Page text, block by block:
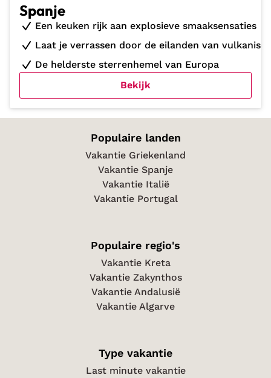
Spanje
Een keuken rijk aan explosieve smaaksensaties
Laat je verrassen door de eilanden van
De helderste sterrenhemel van Europa
Bekijk
Populaire landen
Vakantie Griekenland
Vakantie Spanje
Vakantie Italië
Vakantie Portugal
Populaire regio's
Vakantie Kreta
Vakantie Zakynthos
Vakantie Andalusië
Vakantie Algarve
Type vakantie
Last minute vakantie